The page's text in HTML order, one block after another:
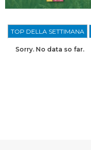
TOP DELLA SETTIMANA
Sorry. No data so far.